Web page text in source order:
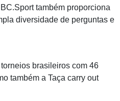
também proporciona
diversidade de perguntas e
brasileiros com 46
também a Taça carry out